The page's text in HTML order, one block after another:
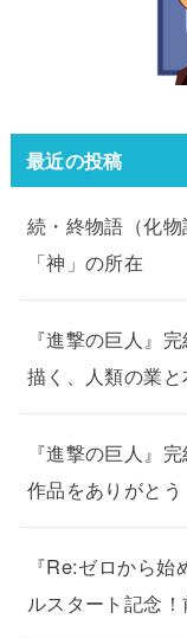
最近の投稿
続・終物語（化
「神」の所在
『進撃の巨人』
描く、人類の業
『進撃の巨人』
作品をありがとう
『Re:ゼロから
ルスタート記念